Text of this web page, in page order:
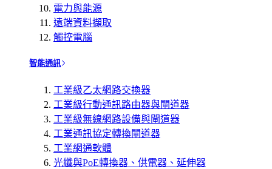
電力與能源
遠端資料擷取
觸控電腦
智能通訊
工業級乙太網路交換器
工業級行動通訊路由器與閘道器
工業級無線網路設備與閘道器
工業通訊協定轉換閘道器
工業網通軟體
光纖與PoE轉換器、供電器、延伸器